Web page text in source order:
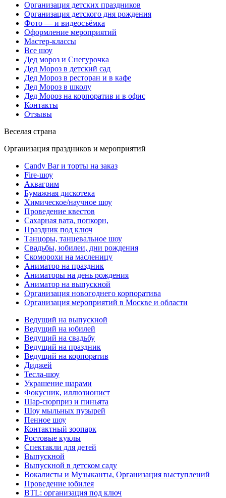
Организация детских праздников
Организация детского дня рождения
Фото — и видеосъёмка
Оформление мероприятий
Мастер-классы
Все шоу
Дед мороз и Снегурочка
Дед Мороз в детский сад
Дед Мороз в ресторан и в кафе
Дед Мороз в школу
Дед Мороз на корпоратив и в офис
Контакты
Отзывы
Веселая страна
Организация праздников и мероприятий
Candy Bar и торты на заказ
Fire-шоу
Аквагрим
Бумажная дискотека
Химическое/научное шоу
Проведение квестов
Сахарная вата, попкорн,
Праздник под ключ
Танцоры, танцевальное шоу
Свадьбы, юбилеи, дни рождения
Скоморохи на масленицу
Аниматор на праздник
Аниматоры на день рождения
Аниматор на выпускной
Организация новогоднего корпоратива
Организация мероприятий в Москве и области
Ведущий на выпускной
Ведущий на юбилей
Ведущий на свадьбу
Ведущий на праздник
Ведущий на корпоратив
Диджей
Тесла-шоу
Украшение шарами
Фокусник, иллюзионист
Шар-сюрприз и пиньята
Шоу мыльных пузырей
Пенное шоу
Контактный зоопарк
Ростовые куклы
Спектакли для детей
Выпускной
Выпускной в детском саду
Вокалисты и Музыканты, Организация выступлений
Проведение юбилея
BTL: организация под ключ